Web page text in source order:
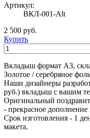
Артикул:
ВКЛ-001-Alt
2 500 руб.
Купить
Вкладыш формат А3,
Золотое / серебряное
Наши дизайнеры
руб.) вкладыш с вашим
Оригинальный
- прекрасное
Срок изготовления - 1
макета.